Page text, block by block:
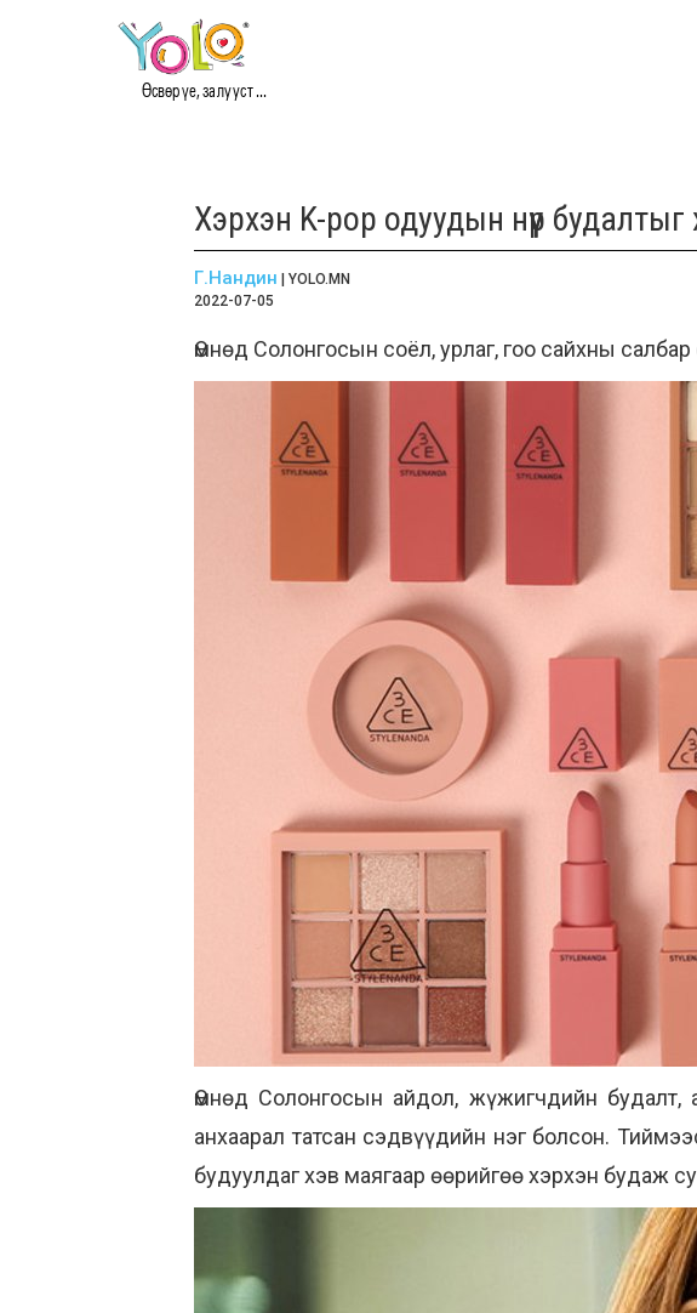
Өсвөр үе, залууст ...
Хэрхэн K-pop одуудын нүүр
Г.Нандин | YOLO.MN
2022-07-05
Өмнөд Солонгосын соёл, урлаг, гоо сайхны
Өмнөд Солонгосын айдол, жүжигчдийн будалт,
анхаарал татсан сэдвүүдийн нэг болсон.
будуулдаг хэв маягаар өөрийгөө хэрхэн будаж